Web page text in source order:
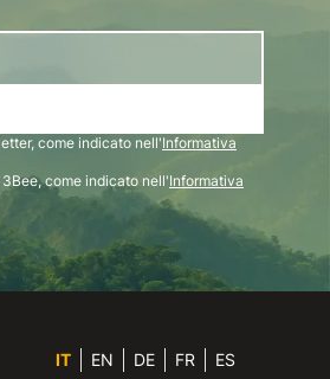
come indicato nell'Informativa
come indicato nell'Informativa
IT EN DE FR ES